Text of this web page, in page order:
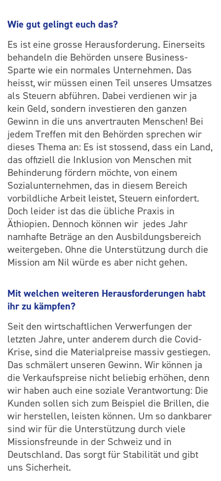
Wie gut gelingt euch das?
Es ist eine grosse Herausforderung. Einerseits
behandeln die Behörden unsere Business-
Sparte wie ein normales Unternehmen. Das
heisst, wir müssen einen Teil unseres Umsatzes
als Steuern abführen. Dabei verdienen wir ja
kein Geld, sondern investieren den ganzen
Gewinn in die uns anvertrauten Menschen! Bei
jedem Treffen mit den Behörden sprechen wir
dieses Thema an: Es ist stossend, dass ein Land,
das offiziell die Inklusion von Menschen mit
Behinderung fördern möchte, von einem
Sozialunternehmen, das in diesem Bereich
vorbildliche Arbeit leistet, Steuern einfordert.
Doch leider ist das die übliche Praxis in
Äthiopien. Dennoch können wir jedes Jahr
namhafte Beträge an den Ausbildungsbereich
weitergeben. Ohne die Unterstützung durch die
Mission am Nil würde es aber nicht gehen.
Mit welchen weiteren Herausforderungen habt
ihr zu kämpfen?
Seit den wirtschaftlichen Verwerfungen der
letzten Jahre, unter anderem durch die Covid-
Krise, sind die Materialpreise massiv gestiegen.
Das schmälert unseren Gewinn. Wir können ja
die Verkaufspreise nicht beliebig erhöhen, denn
wir haben auch eine soziale Verantwortung: Die
Kunden sollen sich zum Beispiel die Brillen, die
wir herstellen, leisten können. Um so dankbarer
sind wir für die Unterstützung durch viele
Missionsfreunde in der Schweiz und in
Deutschland. Das sorgt für Stabilität und gibt
uns Sicherheit.